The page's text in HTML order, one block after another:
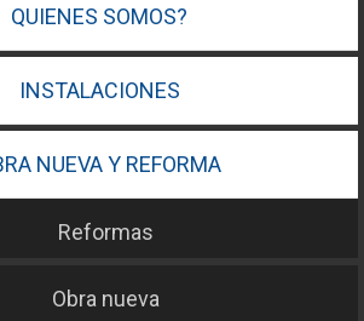
QUIENES SOMOS?
INSTALACIONES
NUEVA Y REFORMA
Reformas
Obra nueva